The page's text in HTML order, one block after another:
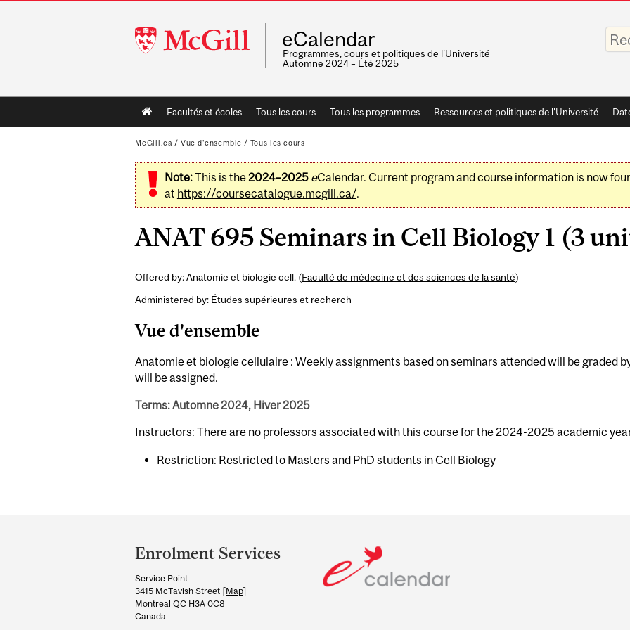
McGill
University
eCalendar
Programmes, cours et politiques de l'Université
Automne 2024 – Été 2025
vos
mots-
Main
navigation
Facultés et écoles Tous les cours Tous les programmes Ressources et politiques de l'Université
McGill.ca / Vue d'ensemble / Tous les cours
Note:This is the2024–2025 eCalendar. Current program and course information is now
at https://coursecatalogue.mcgill.ca/.
ANAT 695 Seminars in Cell Biology 1 (3
Offered by: Anatomie et biologie cell. (Faculté de médecine et des sciences de la santé)
Administered by: Études supérieures et recherch
Vue d'ensemble
Anatomie et biologie cellulaire : Weekly assignments based on seminars attended will be graded
will be assigned.
Terms: Automne 2024, Hiver 2025
Instructors: There are no professors associated with this course for the 2024-2025 academic
Restriction: Restricted to Masters and PhD students in Cell Biology
and
University
Information
Enrolment Services
Service Point
3415 McTavish Street [Map]
Montreal QC H3A 0C8
Canada